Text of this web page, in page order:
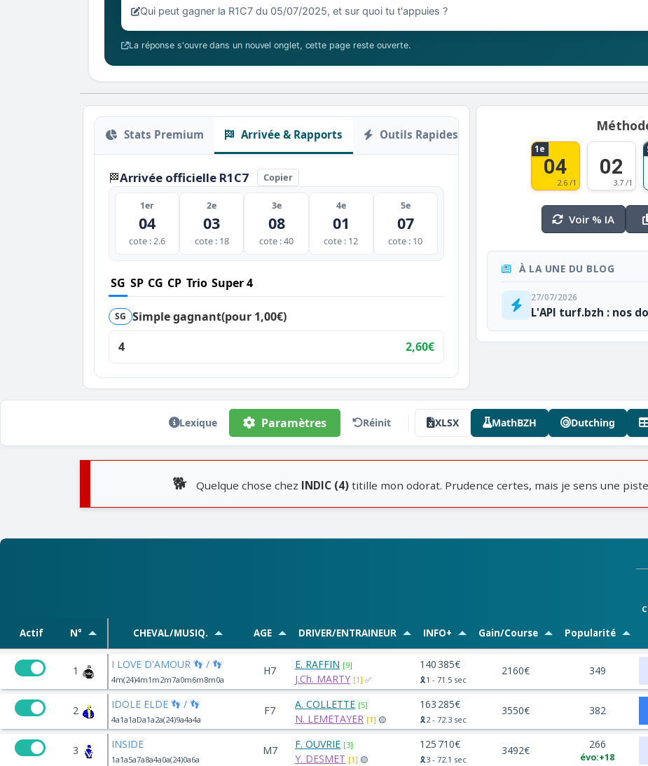
La réponse s'ouvre dans un nouvel onglet, cette page reste ouverte.
Stats Premium Arrivée & Rapports Outils Rapides
🏁Arrivée officielle R1C7 Copier
1er
04
cote : 2.6
2e
03
cote : 18
3e
08
cote : 40
4e
01
cote : 12
5e
07
cote : 10
SG SP CG CP Trio Super 4
SG Simple gagnant(pour 1,00€)
4
2,60€
1e
04
2.6 /1
02
3.7 /1
Voir % IA
À LA UNE DU BLOG
27/07/2026
L'API turf.bzh : nos
Lexique Paramètres Réinit XLSX MathBZH Dutching
🐕 Quelque chose chez INDIC (4) titille mon odorat. Prudence certes, mais je sens une
Actif N° CHEVAL/MUSIQ. AGE DRIVER/ENTRAINEUR INFO+ Gain/Course Popularité
1 I LOVE D'AMOUR 👣 / 👣
4m(24)4m1m2m7a0m6m8m0a
H7 E. RAFFIN [9]
J.Ch. MARTY [1] ✅
140 385€
🎗️1 - 71.5 sec
2160€ 349
2 IDOLE ELDE 👣 / 👣
4a1a1aDa1a2a(24)9a4a4a
F7 A. COLLETTE [5]
N. LEMETAYER [1] 🟡
163 285€
🎗️2 - 72.3 sec
3550€ 382
3 INSIDE
1a1a5a7a8a4a0a(24)0a6a
M7 F. OUVRIE [3]
Y. DESMET [1] 🟡
125 710€
🎗️3 - 72.1 sec
3492€ 266
évo:+18